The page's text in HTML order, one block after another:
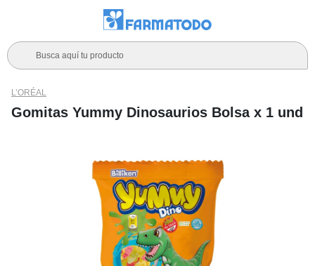
Busca aquí tu producto
L’ORÉAL
Gomitas Yummy Dinosaurios Bolsa x 1 und